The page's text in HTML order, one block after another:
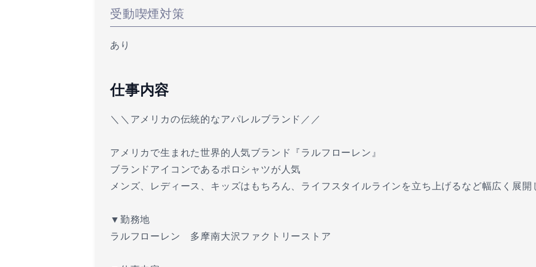
受動喫煙対策
あり
仕事内容
＼＼アメリカの伝統的なアパレルブランド／／
アメリカで生まれた世界的人気ブランド『ラルフローレン』
ブランドアイコンであるポロシャツが人気
メンズ、レディース、キッズはもちろん、ライフスタイルラインを立ち上げるなど幅広く展開
▼勤務地
ラルフローレン 多摩南大沢ファクトリーストア